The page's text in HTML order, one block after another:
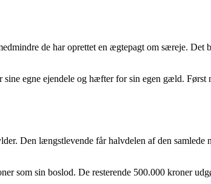
de har oprettet en ægtepagt om særeje. Det
egne ejendele og hæfter for sin egen gæld. Først
Den længstlevende får halvdelen af den samlede
som sin boslod. De resterende 500.000 kroner